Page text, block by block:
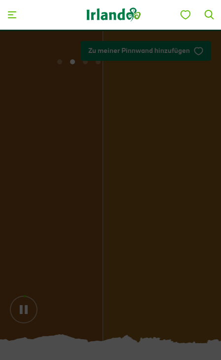
Zu meiner Pinnwand hinzufügen
ViewViewViewView